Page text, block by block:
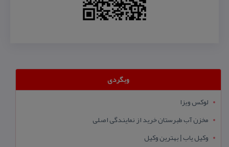
وبگردی
لوکس ویزا
مخزن آب طبرستان خرید از نمایندگی اصلی
وکیل یاب | بهترین وکیل